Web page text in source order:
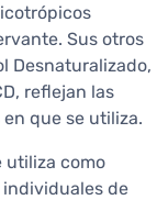
Sus otros
Desnaturalizado,
reflejan las
que se utiliza.
utiliza como
de